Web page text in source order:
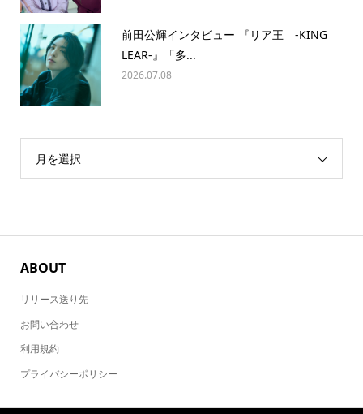
前田公輝インタビュー 『リア王 -KING
LEAR-』「多...
2026.07.08
月を選択
ABOUT
リリース送り先
お問い合わせ
利用規約
プライバシーポリシー